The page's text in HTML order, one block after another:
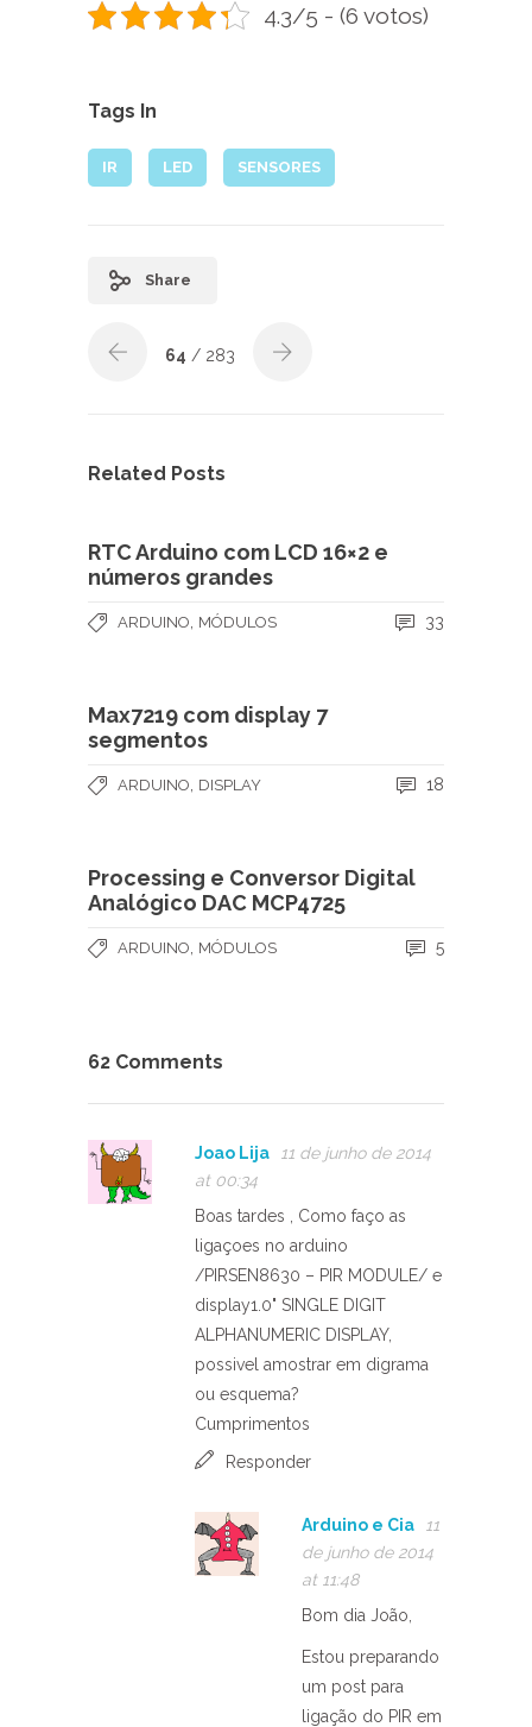
4.3/5 - (6 votos)
Tags In
IR LED SENSORES
Share
64 / 283
Related Posts
RTC Arduino com LCD 16×2 e
números grandes
ARDUINO MÓDULOS 33
Max7219 com display 7
segmentos
ARDUINO DISPLAY 18
Processing e Conversor Digital
Analógico DAC MCP4725
ARDUINO MÓDULOS 5
62 Comments
Joao Lija
11 de junho de 2014
at 00:34
Boas tardes , Como faço as
ligaçoes no arduino
/PIRSEN8630 – PIR MODULE/ e
display1.0" SINGLE DIGIT
ALPHANUMERIC DISPLAY,
possivel amostrar em digrama
ou esquema?
Cumprimentos
Responder
Arduino e Cia
11
de junho de 2014
at 11:48
Bom dia João,
Estou preparando
um post para
ligação do PIR em